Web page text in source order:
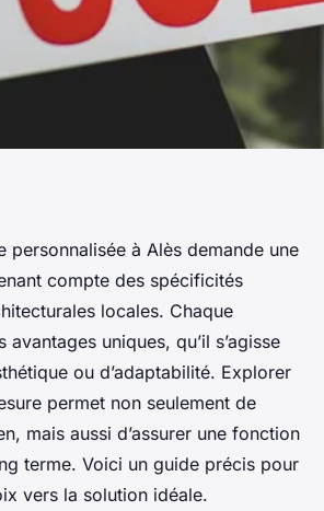
options de
à alès
•9 min de lecture
personnalisée à Alès demande une
compte des spécificités
locales. Chaque
uniques, qu’il s’agisse
ou d’adaptabilité. Explorer
permet non seulement de
mais aussi d’assurer une fonction
terme. Voici un guide précis pour
vers la solution idéale.